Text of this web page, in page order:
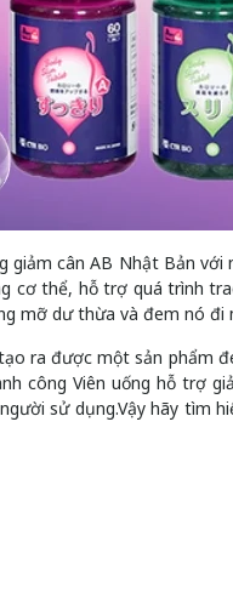
giảm cân AB Nhật Bản
thể, hỗ trợ quá trình
mỡ dư thừa và đem nó đi
ra được một sản phẩm
công Viên uống hỗ trợ
sử dụng.Vậy hãy tìm